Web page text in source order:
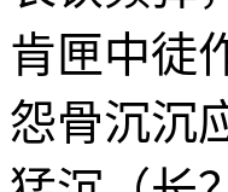
肯匣中徒
怨骨沉沉